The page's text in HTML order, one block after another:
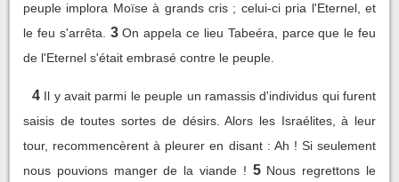
peuple implora Moïse à grands cris ; celui-ci pria l'Eternel, et
le feu s'arrêta.
3 On appela ce lieu Tabeéra, parce que le feu
de l'Eternel s'était embrasé contre le peuple.
4 Il y avait parmi le peuple un ramassis d'individus qui furent
saisis de toutes sortes de désirs. Alors les Israélites, à leur
tour, recommencèrent à pleurer en disant : Ah ! Si seulement
nous pouvions manger de la viande ! 5 Nous regrettons le